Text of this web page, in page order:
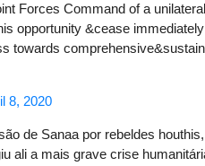
Forces Command of a
opportunity &cease
towards
8, 2020
de Sanaa por rebeldes
ali a mais grave crise